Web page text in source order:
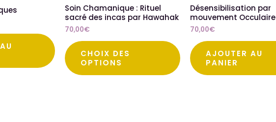
Soin Chamanique : Rituel
sacré des incas par Hawahak
70,00€
CHOIX DES
OPTIONS
choisies
page
du
produit
Désensibilisation par
mouvement Occulaire
70,00€
AJOUTER AU
PANIER